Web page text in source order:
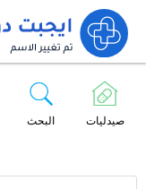
صيدليات البحث